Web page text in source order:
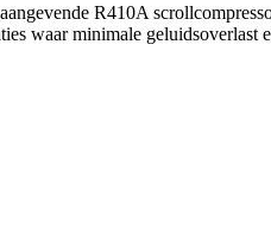
R410A
waar minimale geluidsoverlast